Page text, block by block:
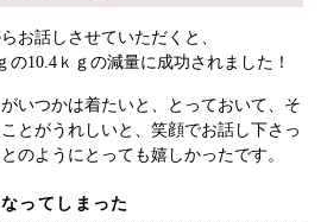
お話しさせていただくと、
10.4ｋｇの減量に成功されました！
いつかは着たいと、とっておいて、そ
とがうれしいと、笑顔でお話し下さっ
のようにとっても嬉しかったです。
ってしまった